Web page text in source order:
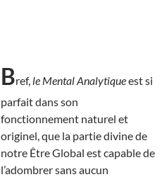
Bref, le Mental Analytiqueest si
parfait dans son
fonctionnement naturel et
originel, que la partie divine de
notre Être Global est capable de
l’adombrer sans aucun